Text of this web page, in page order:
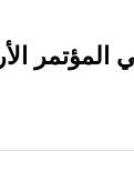
المؤتمر